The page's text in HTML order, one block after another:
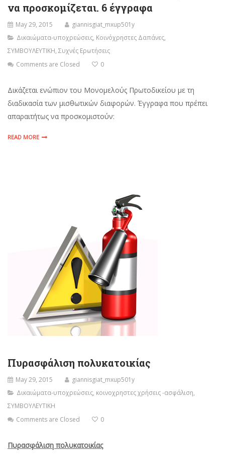
να προσκομίζεται. 6 έγγραφα
May 29, 2015
giannisgiat_mxup501y
Δικαιώματα-υποχρεώσεις, Κοινόχρηστες Δαπάνες,
ΣΥΜΒΟΥΛΕΥΤΙΚΗ, Συχνές Ερωτήσεις
Comments are Closed
0
Δικάζεται ενώπιον του Μονομελούς Πρωτοδικείου με τη
διαδικασία των μισθωτικών διαφορών. Έγγραφα που πρέπει
απαραιτήτως να προσκομιστούν:
READ MORE
Πυρασφάλιση πολυκατοικίας
May 29, 2015
giannisgiat_mxup501y
Δικαιώματα-υποχρεώσεις, κοινοχρηστες χρήσεις -ασφάλιση,
ΣΥΜΒΟΥΛΕΥΤΙΚΗ
Comments are Closed
0
Πυρασφάλιση πολυκατοικίας